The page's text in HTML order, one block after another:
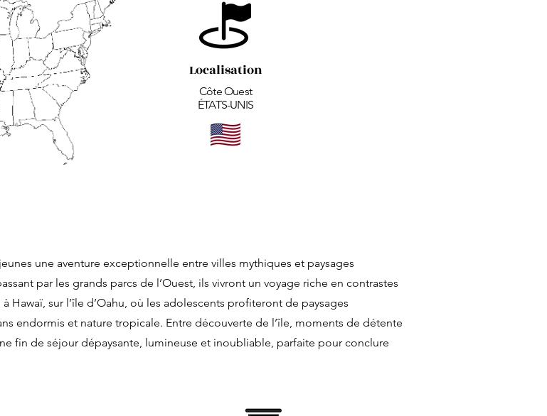
Localisation
Côte Ouest
ÉTATS-UNIS
une aventure exceptionnelle entre villes mythiques et paysages
par les grands parcs de l’Ouest, ils vivront un voyage riche en contrastes
Hawaï, sur l’île d’Oahu, où les adolescents profiteront de paysages
endormis et nature tropicale. Entre découverte de l’île, moments de détente
fin de séjour dépaysante, lumineuse et inoubliable, parfaite pour conclure